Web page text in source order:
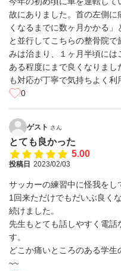
故にありました。首の左側に
くなるまでに数ヶ月かかる
と並行してこちらの整骨院
みは治まり、１ヶ月半頃に
ある程度にまで良くなりま
も対応が丁寧で気持ちよく利
0
ゲスト さん
とても良かった
5.00
投稿日 2023/02/03
サッカーの練習中に怪我をし
1回来ただけでもだいぶ良く
続けました。
先生もとても話しやすく電話
す。
どこか痛いところのある学
~~